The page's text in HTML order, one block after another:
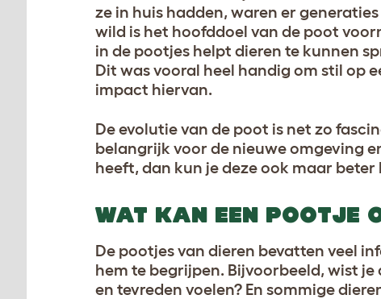
ze in huis hadden, waren er
wild is het hoofddoel van de poot
in de pootjes helpt dieren te kunnen
Dit was vooral heel handig om stil op
impact hiervan.
De evolutie van de poot is net zo
belangrijk voor de nieuwe omgeving
heeft, dan kun je deze ook maar beter
WAT KAN EEN POOTJE
De pootjes van dieren bevatten veel
hem te begrijpen. Bijvoorbeeld, wist
en tevreden voelen? En sommige